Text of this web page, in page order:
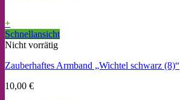
+
Schnellansicht
Nicht vorrätig
Zauberhaftes Armband „Wichtel schwarz (8)“
10,00 €